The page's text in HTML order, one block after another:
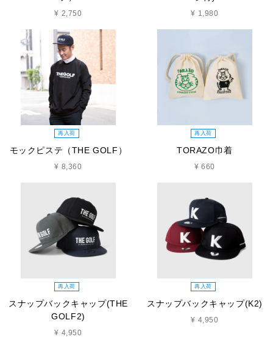
¥ 2,750 ¥ 1,980
再入荷
モックピステ（THE GOLF）
¥ 8,360
再入荷
TORAZO巾着
¥ 660
再入荷
スナップバックキャップ(THE
GOLF2)
¥ 4,950
再入荷
スナップバックキャップ(K2)
¥ 4,950